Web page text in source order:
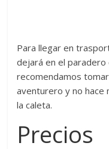
Para llegar en
dejará en el paradero
recomendamos
aventurero y no hace
la caleta.
Precios